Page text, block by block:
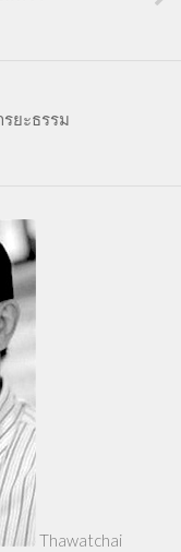
ยะธรรม
Thawatchai